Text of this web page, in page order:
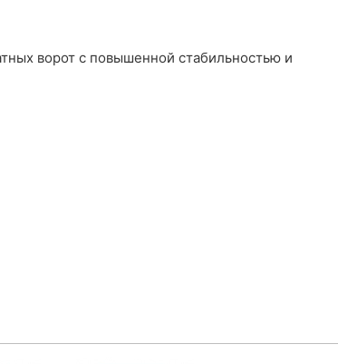
ворот с повышенной стабильностью и